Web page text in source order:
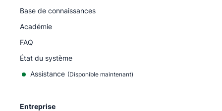
Base de connaissances
Académie
FAQ
État du système
Assistance (Disponible maintenant)
Entreprise